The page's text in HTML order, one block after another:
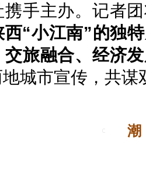
携手主办。记者
“小江南”的独
旅融合、经济
城市宣传，共谋
潮